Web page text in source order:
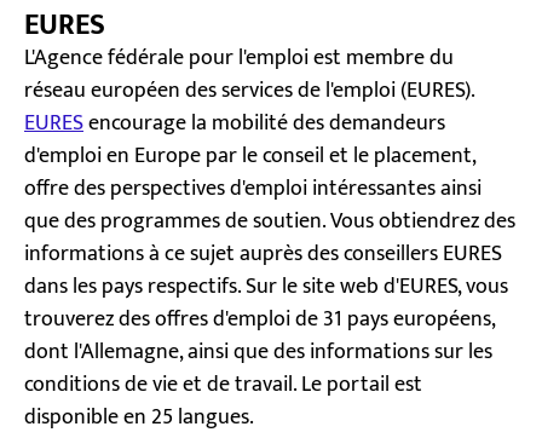
EURES
L'Agence fédérale pour l'emploi est membre du
réseau européen des services de l'emploi (EURES).
EURESencourage la mobilité des demandeurs
d'emploi en Europe par le conseil et le placement,
offre des perspectives d'emploi intéressantes ainsi
que des programmes de soutien. Vous obtiendrez des
informations à ce sujet auprès des conseillers EURES
dans les pays respectifs. Sur le site web d'EURES, vous
trouverez des offres d'emploi de 31 pays européens,
dont l'Allemagne, ainsi que des informations sur les
conditions de vie et de travail. Le portail est
disponible en 25 langues.